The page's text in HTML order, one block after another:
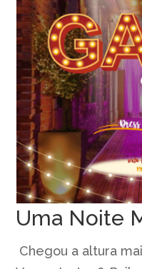
Uma Noite
Chegou a altura